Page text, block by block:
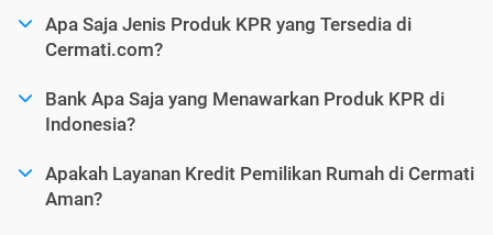
Apa Saja Jenis Produk KPR yang Tersedia di
Cermati.com?
Bank Apa Saja yang Menawarkan Produk KPR di
Indonesia?
Apakah Layanan Kredit Pemilikan Rumah di Cermati
Aman?